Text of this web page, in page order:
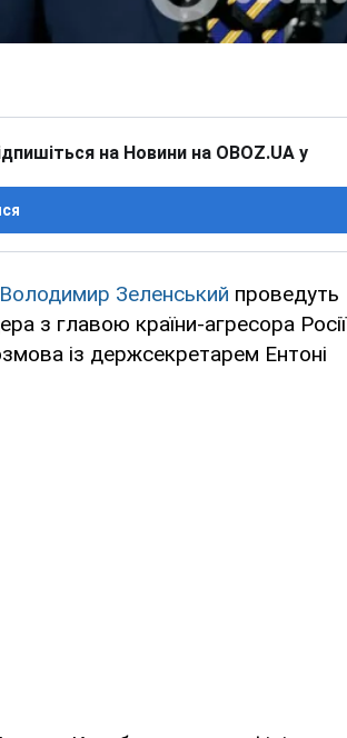
на Новини на OBOZ.UA у
Володимир Зеленський проведуть
з главою країни-агресора Росії
із держсекретарем Ентоні